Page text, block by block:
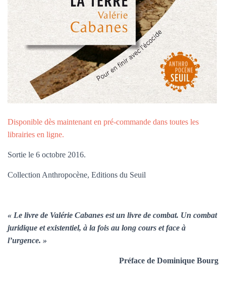
Disponible dès maintenant en pré-commande dans toutes les
librairies en ligne.
Sortie le 6 octobre 2016.
Collection Anthropocène, Editions du Seuil
« Le livre de Valérie Cabanes est un livre de combat. Un combat
juridique et existentiel, à la fois au long cours et face à
l’urgence. »
Préface de Dominique Bourg